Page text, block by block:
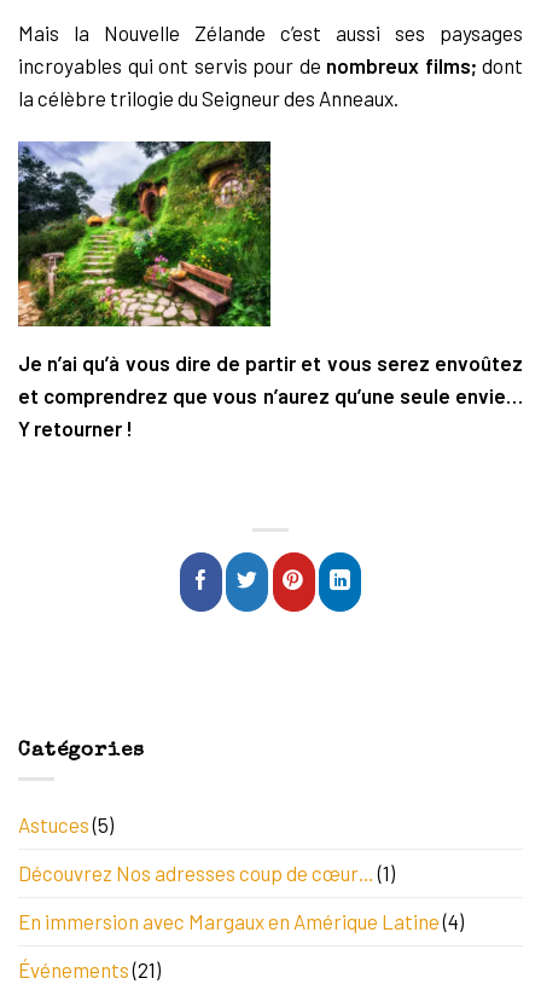
Mais la Nouvelle Zélande c’est aussi ses paysages
incroyables qui ont servis pour de nombreux films; dont
la célèbre trilogie du Seigneur des Anneaux.
Je n’ai qu’à vous dire de partir et vous serez envoûtez
et comprendrez que vous n’aurez qu’une seule envie…
Y retourner !
Catégories
Astuces(5)
Découvrez Nos adresses coup de cœur… (1)
En immersion avec Margaux en Amérique Latine(4)
Événements(21)